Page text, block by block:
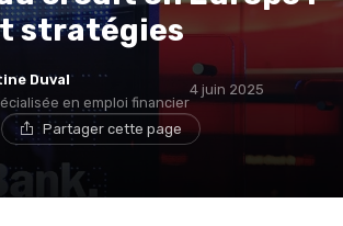
stratégies
Duval
en emploi financier
4 juin 2025
Partager cette page